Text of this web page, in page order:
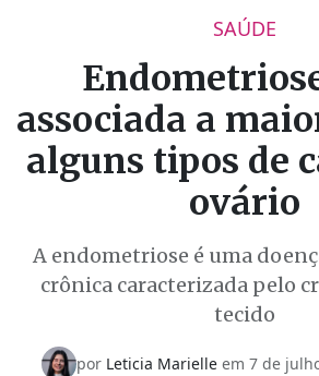
SAÚDE
associada a
alguns tipos de
ovário
A endometriose é uma
crônica caracterizada pelo
tecido
por Leticia Marielleem 7 de